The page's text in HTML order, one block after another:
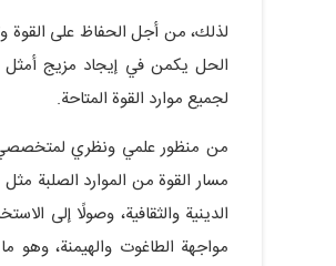
لذلك، من أجل الحفاظ على القوة
الحل يكمن في إيجاد مزيج أمثل
لجميع موارد القوة المتاحة.
من منظور علمي ونظري لمتخصصي
مسار القوة من الموارد الصلبة
الدينية والثقافية، وصولًا إلى
مواجهة الطاغوت والهيمنة، وهو